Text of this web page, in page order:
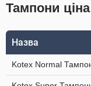
Тампони
Назва
Kotex Normal